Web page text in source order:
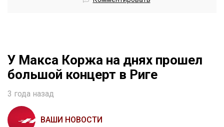
У Макса Коржа на днях прошел
большой концерт в Риге
3 года назад
ВАШИ НОВОСТИ